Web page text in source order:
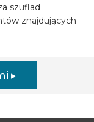
szuflad
znajdujących
▸